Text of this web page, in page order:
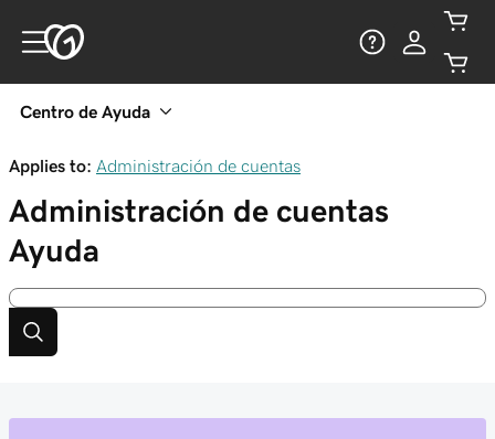
Centro de Ayuda
Applies to: Administración de cuentas
Administración de cuentas
Ayuda